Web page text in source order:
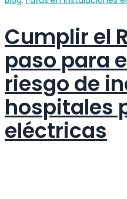
Cumplir el
paso para
riesgo de
hospitales
eléctricas